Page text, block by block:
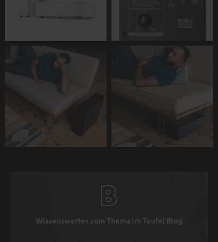
Wissenswertes zum Thema im Teufel Blog